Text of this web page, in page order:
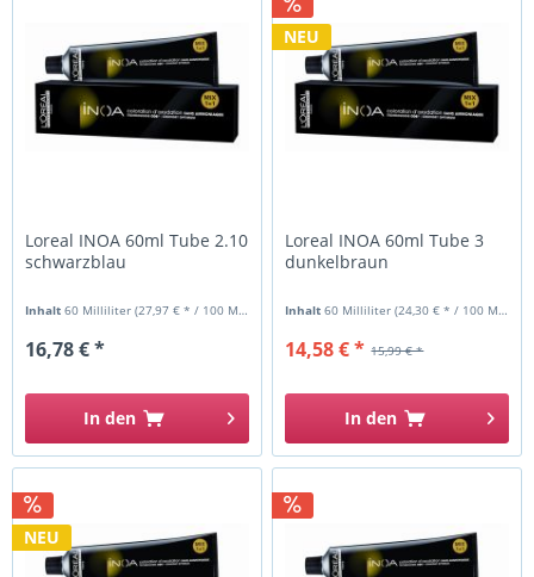
Loreal INOA 60ml Tube 2.10
schwarzblau
Inhalt60 Milliliter(27,97 € * / 100 Milliliter)
16,78 € *
In den
NEU
Loreal INOA 60ml Tube 3
dunkelbraun
Inhalt60 Milliliter(24,30 € * / 100 Milliliter)
15,99 € *
14,58 € *
In den
NEU